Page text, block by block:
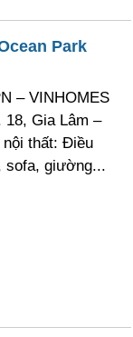
Park
– VINHOMES
18, Gia Lâm –
nội thất: Điều
sofa, giường...